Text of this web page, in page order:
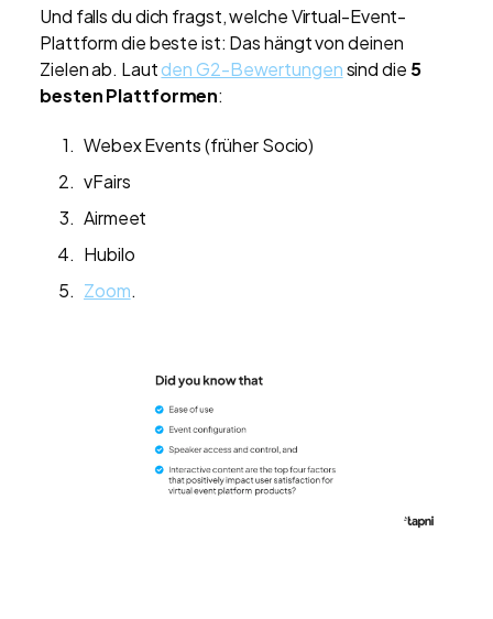
Und falls du dich fragst, welche Virtual-Event-
Plattform die beste ist: Das hängt von deinen
Zielen ab. Lautden G2-Bewertungensind die 5
besten Plattformen:
Webex Events (früher Socio)
vFairs
Airmeet
Hubilo
Zoom.